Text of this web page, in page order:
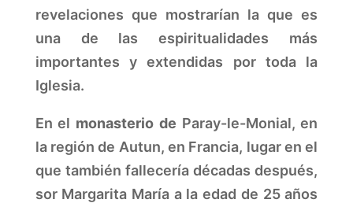
revelaciones que mostrarían la que es
una de las espiritualidades más
importantes y extendidas por toda la
Iglesia.
En el monasterio de Paray-le-Monial, en
la región de Autun, en Francia, lugar en el
que también fallecería décadas después,
sor Margarita María a la edad de 25 años